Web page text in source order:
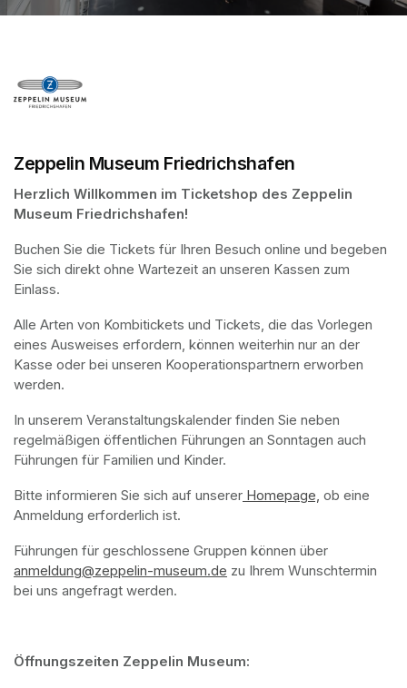
Zeppelin Museum Friedrichshafen
(opens in a new tab)
Herzlich Willkommen im Ticketshop des Zeppelin
Museum Friedrichshafen!
Buchen Sie die Tickets für Ihren Besuch online und begeben
Sie sich direkt ohne Wartezeit an unseren Kassen zum
Einlass.
Alle Arten von Kombitickets und Tickets, die das Vorlegen
eines Ausweises erfordern, können weiterhin nur an der
Kasse oder bei unseren Kooperationspartnern erworben
werden.
In unserem Veranstaltungskalender finden Sie neben
regelmäßigen öffentlichen Führungen an Sonntagen auch
Führungen für Familien und Kinder.
Bitte informieren Sie sich auf unserer Homepage, (opens in a
ob eine
Anmeldung erforderlich ist.
anmeldung@zeppelin-museum.de (opens in a new tab)
zu Ihrem Wunschtermin
bei uns angefragt werden.
Öffnungszeiten Zeppelin Museum: